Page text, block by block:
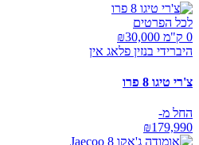
לכל הפרטים
0 ק"מ ₪
30,000
היברידי בנזין פלאג אין
צ'רי טיגו 8 פרו
החל מ-
₪179,990